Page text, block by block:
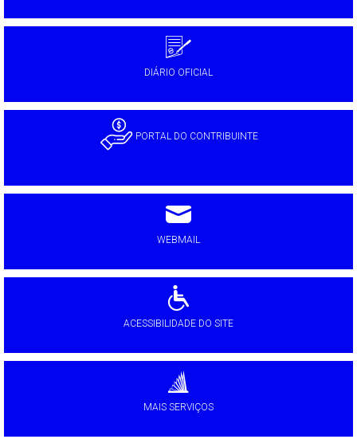
DIÁRIO OFICIAL
PORTAL DO CONTRIBUINTE
WEBMAIL
ACESSIBILIDADE DO SITE
MAIS SERVIÇOS